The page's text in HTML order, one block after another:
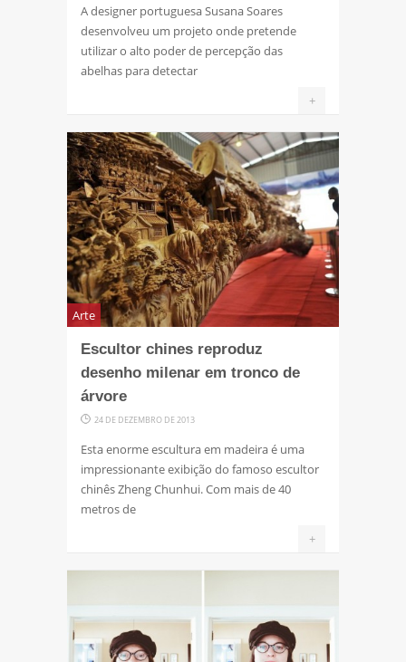
A designer portuguesa Susana Soares
desenvolveu um projeto onde pretende
utilizar o alto poder de percepção das
abelhas para detectar
+
Arte
Escultor chines reproduz
desenho milenar em tronco de
árvore
24 DE DEZEMBRO DE 2013
Esta enorme escultura em madeira é uma
impressionante exibição do famoso escultor
chinês Zheng Chunhui. Com mais de 40
metros de
+